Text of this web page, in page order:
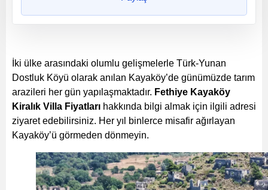
İki ülke arasındaki olumlu gelişmelerle Türk-Yunan
Dostluk Köyü olarak anılan Kayaköy’de günümüzde tarım
arazileri her gün yapılaşmaktadır. Fethiye Kayaköy
Kiralık Villa Fiyatları hakkında bilgi almak için ilgili adresi
ziyaret edebilirsiniz. Her yıl binlerce misafir ağırlayan
Kayaköy’ü görmeden dönmeyin.